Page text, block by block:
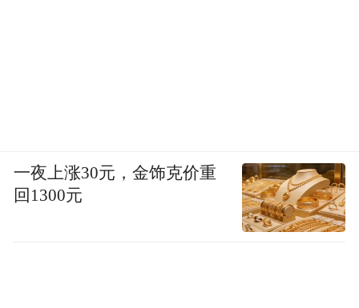
一夜上涨30元，金饰克价重
回1300元